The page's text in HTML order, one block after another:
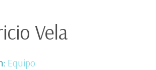
Vela
Equipo